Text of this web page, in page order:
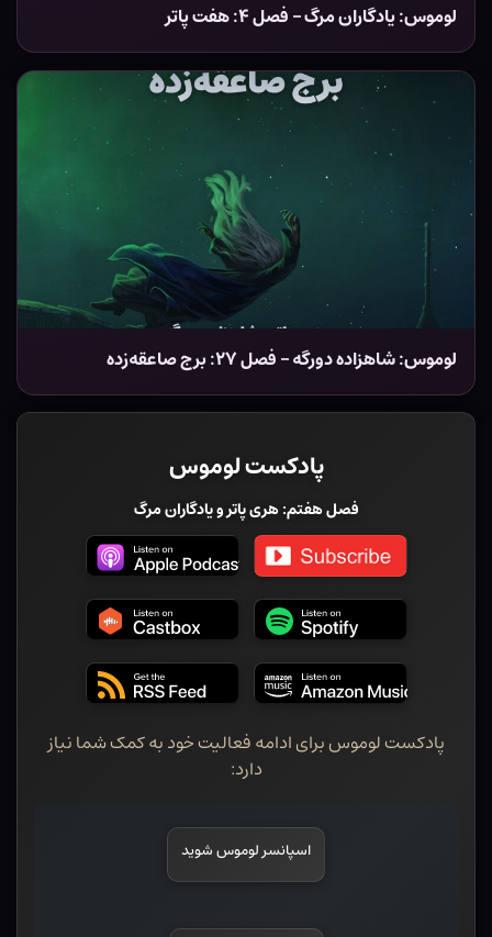
لوموس: یادگاران مرگ – فصل ۴: هفت پاتر
لوموس: شاهزاده دورگه – فصل ۲۷: برج صاعقه‌زده
پادکست لوموس
فصل هفتم: هری پاتر و یادگاران مرگ
پادکست لوموس برای ادامه فعالیت خود به کمک شما نیاز
دارد:
اسپانسر لوموس شوید